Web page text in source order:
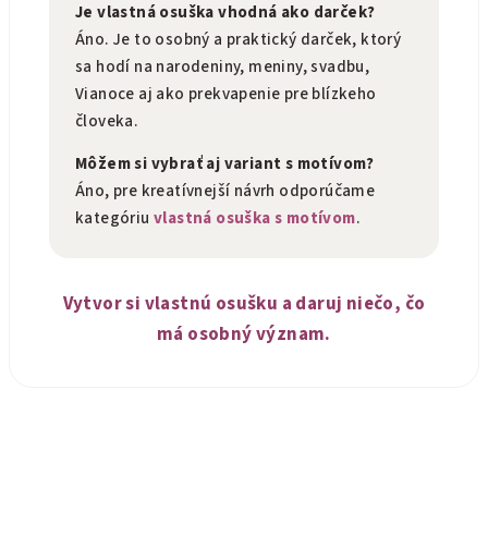
Je vlastná osuška vhodná ako darček?
Áno. Je to osobný a praktický darček, ktorý
sa hodí na narodeniny, meniny, svadbu,
Vianoce aj ako prekvapenie pre blízkeho
človeka.
Môžem si vybrať aj variant s motívom?
Áno, pre kreatívnejší návrh odporúčame
kategóriuvlastná osuška s motívom.
Vytvor si vlastnú osušku a daruj niečo, čo
má osobný význam.